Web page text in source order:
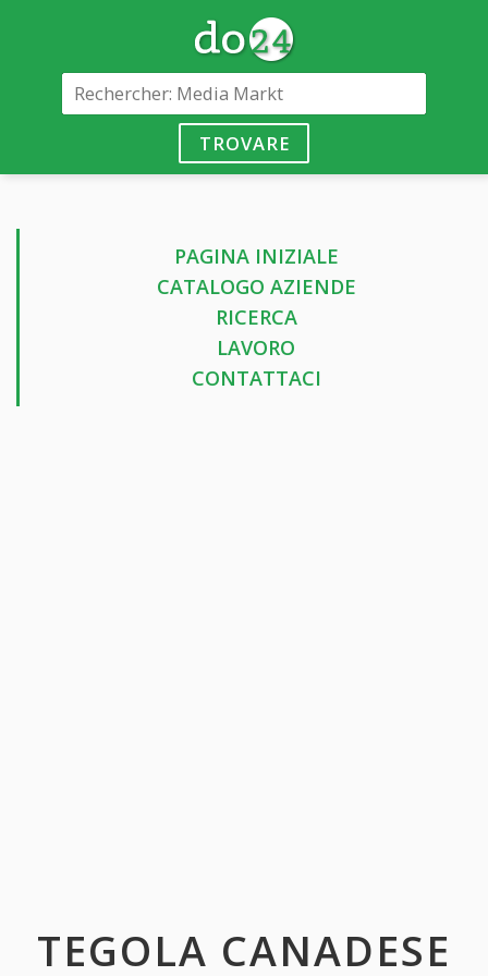
TROVARE
PAGINA INIZIALE
CATALOGO AZIENDE
RICERCA
LAVORO
CONTATTACI
TEGOLA CANADESE